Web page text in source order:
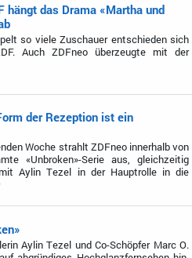
hängt das Drama «Martha und
so viele Zuschauer entschieden sich
Auch ZDFneo überzeugte mit der
der Rezeption ist ein
Woche strahlt ZDFneo innerhalb von
«Unbroken»-Serie aus, gleichzeitig
Aylin Tezel in der Hauptrolle in die
Aylin Tezel und Co-Schöpfer Marc O.